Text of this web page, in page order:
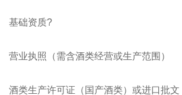
基础资质?
营业执照（需含酒类经营或生产范围）
酒类生产许可证（国产酒类）或进口批文